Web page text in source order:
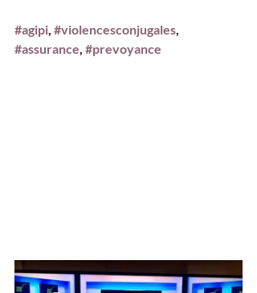
#agipi, #violencesconjugales,
#assurance, #prevoyance